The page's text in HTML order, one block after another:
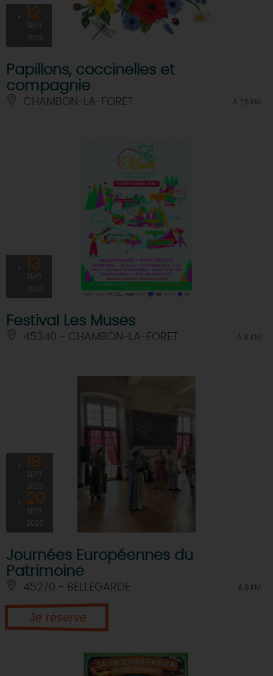
12
SEPT
2026
Papillons, coccinelles et
compagnie
CHAMBON-LA-FORET À 7.5 KM
13
SEPT
2026
Festival Les Muses
45340 - CHAMBON-LA-FORET À 9 KM
19
SEPT
2026
20
SEPT
2026
Journées Européennes du
Patrimoine
45270 - BELLEGARDE À 8 KM
Je réserve